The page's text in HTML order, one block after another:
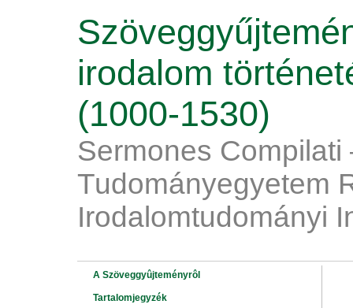
irodalom
(1000-1530)
Sermones
Tudományegyetem
Irodalomtudományi
A Szöveggyûjteményrôl
Tartalomjegyzék